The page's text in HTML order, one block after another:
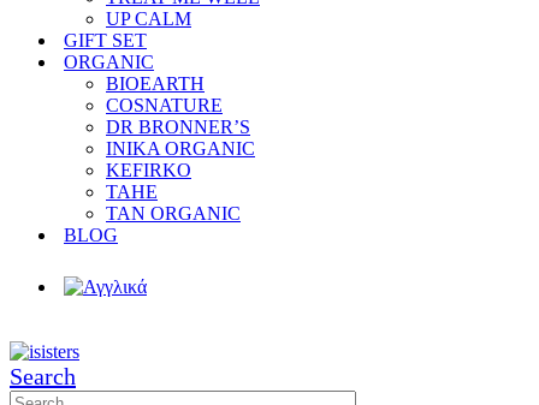
UP CALM
GIFT SET
ORGANIC
BIOEARTH
COSNATURE
DR BRONNER’S
INIKA ORGANIC
KEFIRKO
TAHE
TAN ORGANIC
BLOG
Search